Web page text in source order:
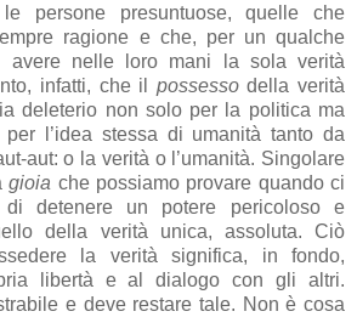
le persone presuntuose, quelle che
ragione e che, per un qualche
avere nelle loro mani la sola verità
infatti, che il possessodella verità
deleterio non solo per la politica ma
l’idea stessa di umanità tanto da
aut: o la verità o l’umanità. Singolare
gioia che possiamo provare quando ci
di detenere un potere pericoloso e
della verità unica, assoluta. Ciò
la verità significa, in fondo,
libertà e al dialogo con gli altri.
e deve restare tale. Non è cosa